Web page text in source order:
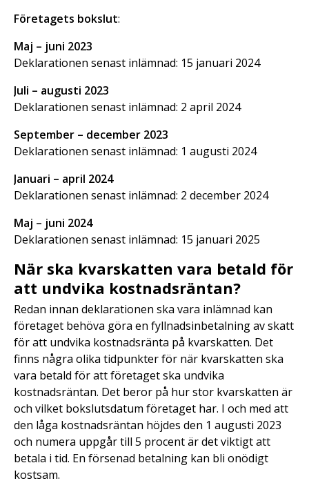
Företagets bokslut:
Maj – juni 2023
Deklarationen senast inlämnad: 15 januari 2024
Juli – augusti 2023
Deklarationen senast inlämnad: 2 april 2024
September – december 2023
Deklarationen senast inlämnad: 1 augusti 2024
Januari – april 2024
Deklarationen senast inlämnad: 2 december 2024
Maj – juni 2024
Deklarationen senast inlämnad: 15 januari 2025
När ska kvarskatten vara betald för
att undvika kostnadsräntan?
Redan innan deklarationen ska vara inlämnad kan
företaget behöva göra en fyllnadsinbetalning av skatt
för att undvika kostnadsränta på kvarskatten. Det
finns några olika tidpunkter för när kvarskatten ska
vara betald för att företaget ska undvika
kostnadsräntan. Det beror på hur stor kvarskatten är
och vilket bokslutsdatum företaget har. I och med att
den låga kostnadsräntan höjdes den 1 augusti 2023
och numera uppgår till 5 procent är det viktigt att
betala i tid. En försenad betalning kan bli onödigt
kostsam.